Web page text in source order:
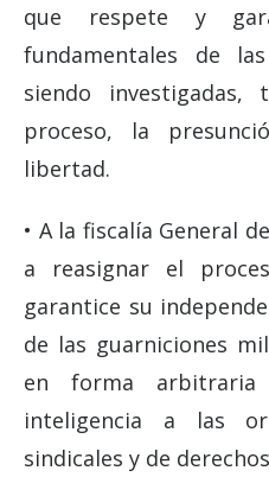
que respete y
fundamentales de
siendo
proceso, la
libertad.
• A la fiscalía General
a reasignar el
garantice su
de las guarniciones
en forma arbitraria
inteligencia a las
sindicales y de